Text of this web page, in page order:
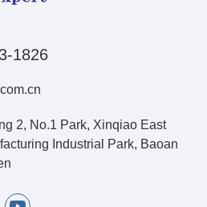
1826
2, No.1 Park, Xinqiao East
Industrial Park, Baoan